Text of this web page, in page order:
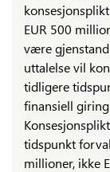
EUR 500
være
uttalelse vil
tidligere
finansiell
tidspunkt
millioner, ikke